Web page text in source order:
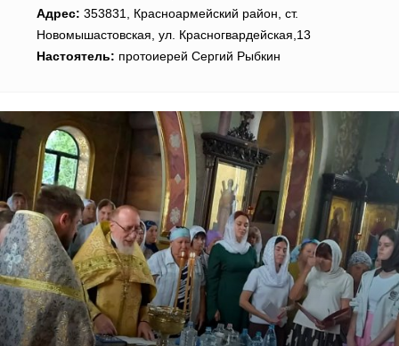
Адрес: 353831, Красноармейский район, ст.
Новомышастовская, ул. Красногвардейская,13
Настоятель: протоиерей Сергий Рыбкин